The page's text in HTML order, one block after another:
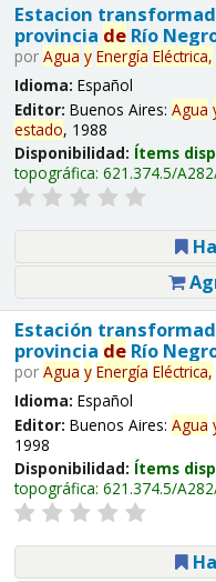
Estacion
provincia deRío
por Agua y Energía Eléctrica,
Idioma: Español
Editor: Buenos Aires: Agua
estado, 1988
Disponibilidad: Ítems
topográfica: 621.374.5/
Estación
provincia deRío
por Agua y Energía Eléctrica,
Idioma: Español
Editor: Buenos Aires: Agua
1998
Disponibilidad: Ítems
topográfica: 621.374.5/